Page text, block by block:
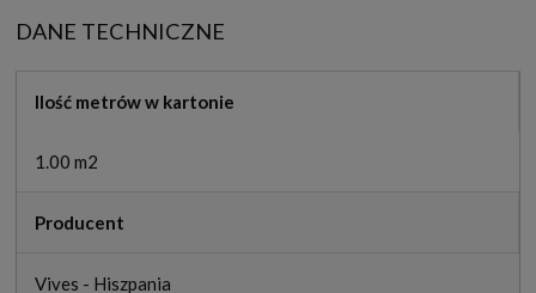
DANE TECHNICZNE
Ilość metrów w kartonie
1.00 m2
Producent
Vives - Hiszpania